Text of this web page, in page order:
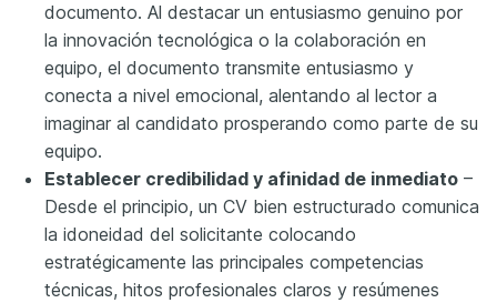
documento. Al destacar un entusiasmo genuino por
la innovación tecnológica o la colaboración en
equipo, el documento transmite entusiasmo y
conecta a nivel emocional, alentando al lector a
imaginar al candidato prosperando como parte de su
equipo.
Establecer credibilidad y afinidad de inmediato –
Desde el principio, un CV bien estructurado comunica
la idoneidad del solicitante colocando
estratégicamente las principales competencias
técnicas, hitos profesionales claros y resúmenes